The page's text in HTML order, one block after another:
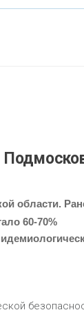
области.
60-70%